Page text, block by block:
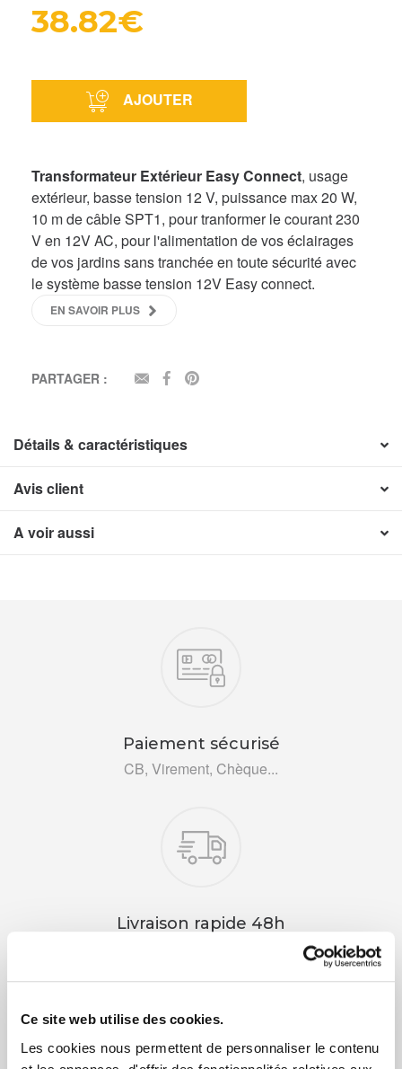
Ce site web utilise des cookies.
Les cookies nous permettent de personnaliser le contenu
38.82€
AJOUTER
Transformateur Extérieur Easy Connect, usage
extérieur, basse tension 12 V, puissance max 20 W,
10 m de câble SPT1, pour tranformer le courant 230
V en 12V AC, pour l'alimentation de vos éclairages
de vos jardins sans tranchée en toute sécurité avec
le système basse tension 12V Easy connect.
EN SAVOIR PLUS
PARTAGER : EMAILFACEBOOK
Détails & caractéristiques
Avis client
A voir aussi
Paiement sécurisé
CB, Virement, Chèque...
Livraison rapide 48h